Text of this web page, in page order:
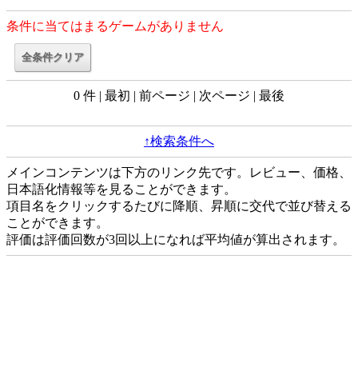
条件に当てはまるゲームがありません
0 件 | 最初 | 前ページ | 次ページ | 最後
↑検索条件へ
メインコンテンツは下方のリンク先です。レビュー、価格、
日本語化情報等を見ることができます。
項目名をクリックするたびに降順、昇順に交代で並び替える
ことができます。
評価は評価回数が3回以上になれば平均値が算出されます。